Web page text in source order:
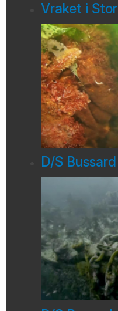
Vraket i
D/S